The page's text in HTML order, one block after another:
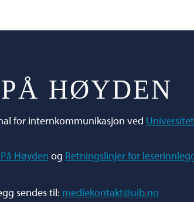
for internkommunikasjon ved
Høyden og Retningslinjer for
sendes til: mediekontakt@uib.no